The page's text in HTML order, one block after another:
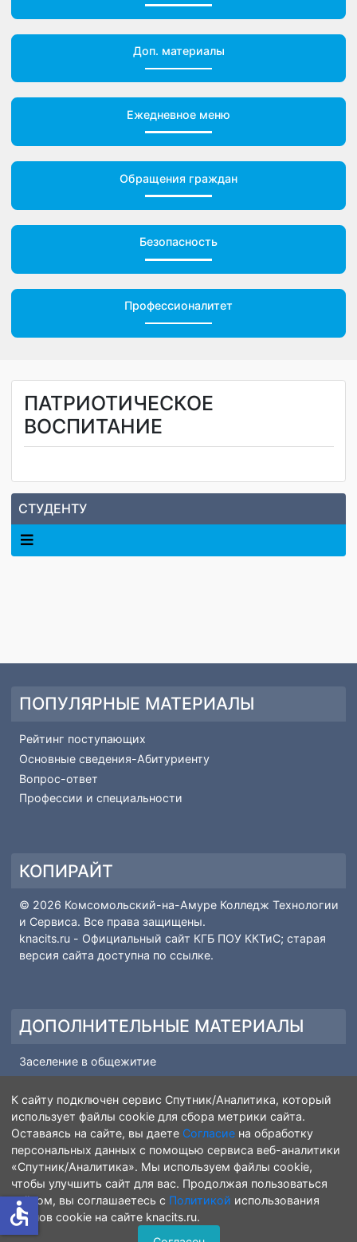
Доп. материалы
Ежедневное меню
ПАТРИОТИЧЕСКОЕ
ВОСПИТАНИЕ
ПОПУЛЯРНЫЕ МАТЕРИАЛЫ
Рейтинг поступающих
Профессии и специальности
КОПИРАЙТ
knacits.ru- Официальный сайт КГБ ПОУ ККТиС; старая
версия сайта доступна поссылке.
ДОПОЛНИТЕЛЬНЫЕ МАТЕРИАЛЫ
Заселение в общежитие
Информация о начале учебного года
Семинар - Наставничество
Реабилитационная помощь
К сайту подключен сервис Спутник/Аналитика, который
использует файлы cookie для сбора метрики сайта.
Оставаясь на сайте, вы даетеСогласие
персональных данных с помощью сервиса веб-